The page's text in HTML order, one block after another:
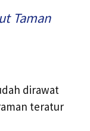
Taman
dirawat
teratur